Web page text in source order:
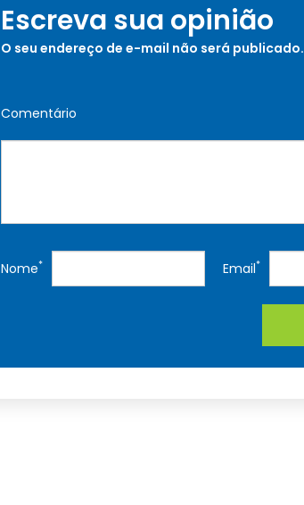
Escreva sua opinião
O seu endereço de e-mail não será publicado.
Comentário
Nome* Email*